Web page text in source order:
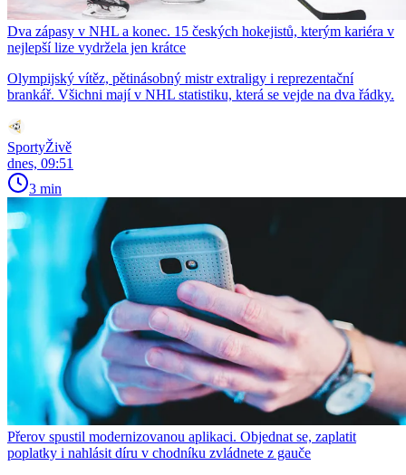
Dva zápasy v NHL a konec. 15 českých hokejistů, kterým kariéra v
nejlepší lize vydržela jen krátce
Olympijský vítěz, pětinásobný mistr extraligy i reprezentační
brankář. Všichni mají v NHL statistiku, která se vejde na dva řádky.
SportyŽivě
dnes, 09:51
3 min
Přerov spustil modernizovanou aplikaci. Objednat se, zaplatit
poplatky i nahlásit díru v chodníku zvládnete z gauče